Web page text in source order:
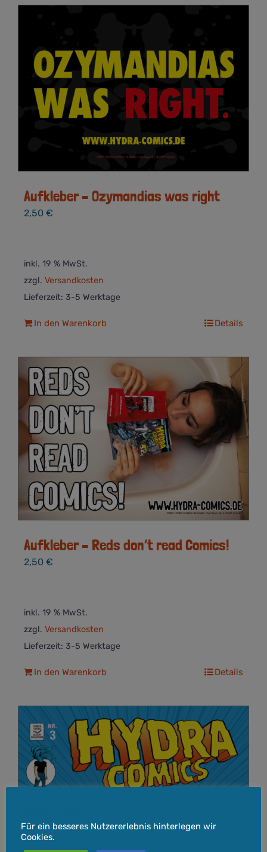
Aufkleber – Ozymandias was right
2,50 €
inkl. 19 % MwSt.
zzgl. Versandkosten
Lieferzeit: 3-5 Werktage
In den Warenkorb Details
Aufkleber – Reds don’t read Comics!
2,50 €
inkl. 19 % MwSt.
zzgl. Versandkosten
Lieferzeit: 3-5 Werktage
In den Warenkorb Details
Für ein besseres Nutzererlebnis hinterlegen wir
Cookies.